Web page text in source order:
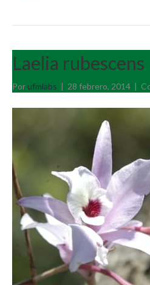
Laelia rubescens
Por ufmlabs | 28 febrero, 2014 |